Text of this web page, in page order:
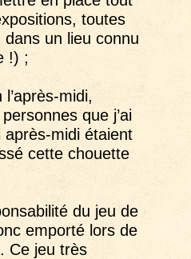
toutes
un lieu connu
!) ;
midi,
que j’ai
midi étaient
cette chouette
du jeu de
emporté lors de
Ce jeu très